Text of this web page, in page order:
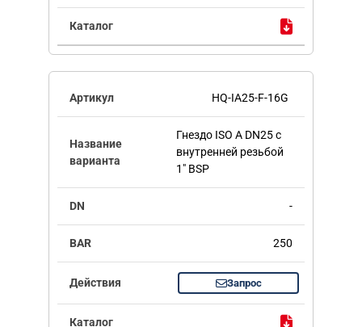
HQ-IA25-F-16G
Гнездо ISO A DN25 с
внутренней резьбой
1" BSP
-
250
Запрос